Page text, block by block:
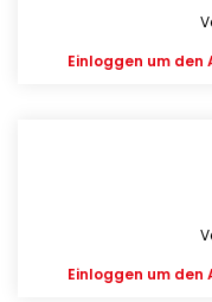
Einloggen um den
Einloggen um den